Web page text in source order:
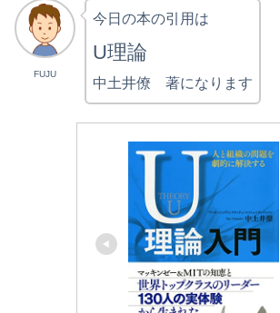
FUJU
今日の本の引用は
U理論
中土井僚 著になります